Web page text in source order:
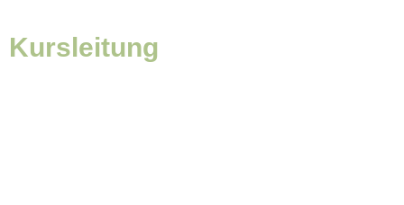
Kursleitung